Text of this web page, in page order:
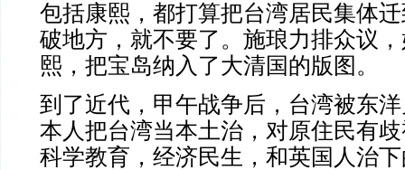
包括康熙，都打算把台湾居民集体
破地方，就不要了。施琅力排众议
熙，把宝岛纳入了大清国的版图。
到了近代，甲午战争后，台湾被东
本人把台湾当本土治，对原住民有
科学教育，经济民生，和英国人治